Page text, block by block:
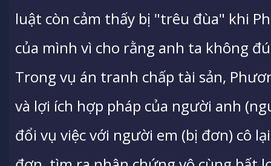
luật còn cảm thấy bị "trêu đùa" khi
của mình vì cho rằng anh ta không
Trong vụ án tranh chấp tài sản,
và lợi ích hợp pháp của người anh
đổi vụ việc với người em (bị đơn) cô